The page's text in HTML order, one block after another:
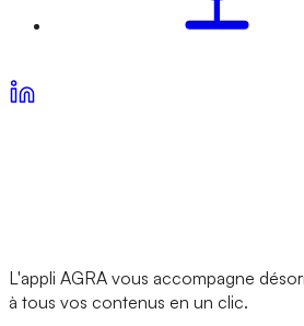
L'appli AGRA vous accompagne
à tous vos contenus en un clic.